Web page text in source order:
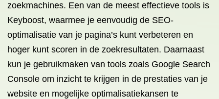
zoekmachines. Een van de meest effectieve tools is
Keyboost, waarmee je eenvoudig de SEO-
optimalisatie van je pagina’s kunt verbeteren en
hoger kunt scoren in de zoekresultaten. Daarnaast
kun je gebruikmaken van tools zoals Google Search
Console om inzicht te krijgen in de prestaties van je
website en mogelijke optimalisatiekansen te